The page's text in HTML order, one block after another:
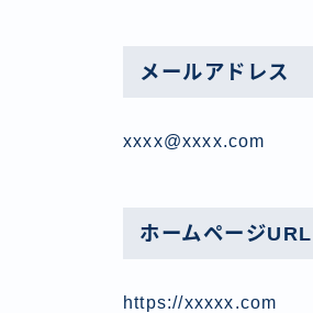
メールアドレス
xxxx@xxxx.com
ホームページURL
https://xxxxx.com